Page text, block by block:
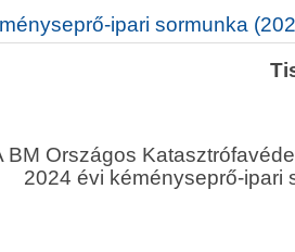
ipari sormunka
BM Országos
2024 évi kéményseprő-ipari